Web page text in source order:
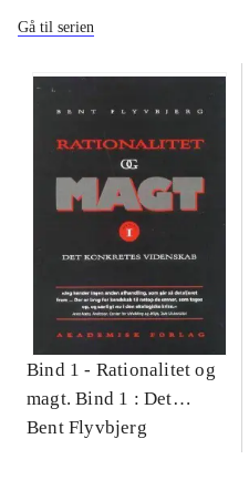
Gå til serien
Bind 1 - Rationalitet og
magt. Bind 1 : Det
konkretes videnskab
Bent Flyvbjerg